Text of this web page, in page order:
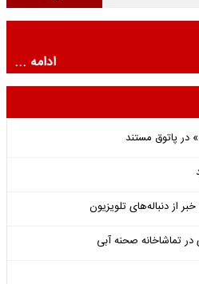
ادامه ...
در پاتوق مستند
از دنباله‌های تلویزیون
تماشاخانه صحنه آبی